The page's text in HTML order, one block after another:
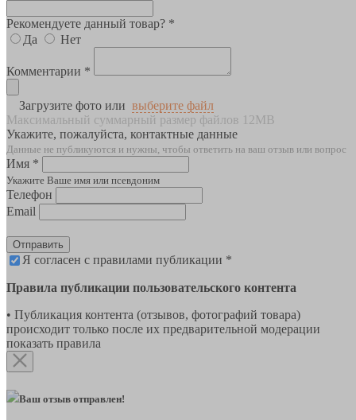
Рекомендуете данный товар? *
Да
Нет
Комментарии *
Загрузите фото или выберите файл
Максимальный суммарный размер файлов 12MB
Укажите, пожалуйста, контактные данные
Данные не публикуются и нужны, чтобы ответить на ваш отзыв или вопрос
Имя *
Укажите Ваше имя или псевдоним
Телефон
Email
Отправить
Я согласен с правилами публикации *
Правила публикации пользовательского контента
• Публикация контента (отзывов, фотографий товара)
происходит только после их предварительной модерации
показать правила
Ваш отзыв отправлен!